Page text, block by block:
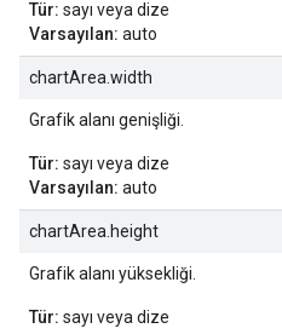
Tür: sayı veya dize
Varsayılan: auto
chartArea.width
Grafik alanı genişliği.
Tür: sayı veya dize
Varsayılan: auto
chartArea.height
Grafik alanı yüksekliği.
Tür: sayı veya dize